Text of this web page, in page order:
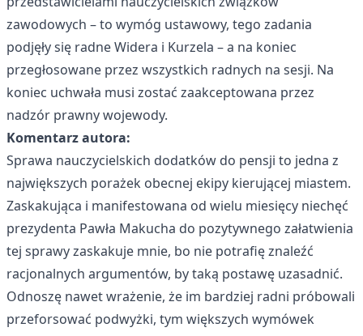
zawodowych – to wymóg ustawowy, tego zadania
podjęły się radne Widera i Kurzela – a na koniec
przegłosowane przez wszystkich radnych na sesji. Na
koniec uchwała musi zostać zaakceptowana przez
nadzór prawny wojewody.
Komentarz autora:
Sprawa nauczycielskich dodatków do pensji to jedna z
największych porażek obecnej ekipy kierującej miastem.
Zaskakująca i manifestowana od wielu miesięcy niechęć
prezydenta Pawła Makucha do pozytywnego załatwienia
tej sprawy zaskakuje mnie, bo nie potrafię znaleźć
racjonalnych argumentów, by taką postawę uzasadnić.
Odnoszę nawet wrażenie, że im bardziej radni próbowali
przeforsować podwyżki, tym większych wymówek